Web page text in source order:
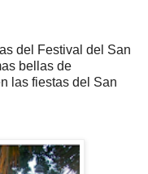
del Festival del San
bellas de
las fiestas del San